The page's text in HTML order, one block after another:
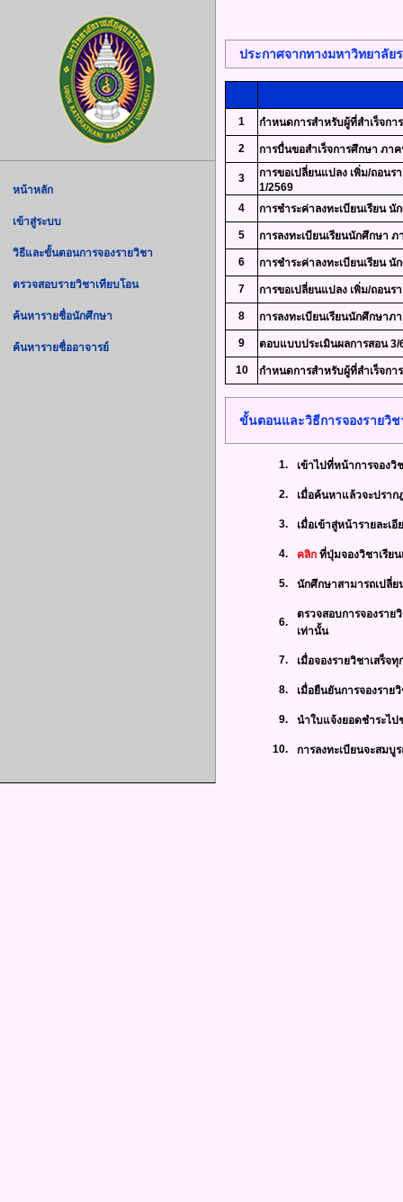
หน้าหลัก
เข้าสู่ระบบ
วิธีและขั้นตอนการจองรายวิชา
ตรวจสอบรายวิชาเทียบโอน
ค้นหารายชื่อนักศึกษา
ค้นหารายชื่ออาจารย์
ประกาศจากทางมหาวิทยาลั
1 กำหนดการสำหรับผู้ที่สำเร็จก
2 การบื่นขอสำเร็จการศึกษา ภา
3
การขอเปลี่ยนแปลง เพิ่ม/ถอน
1/2569
4
การชำระค่าลงทะเบียนเรียน
5 การลงทะเบียนเรียนนักศึกษา
6 การชำระค่าลงทะเบียนเรียน
7 การขอเปลี่ยนแปลง เพิ่ม/ถอน
8 การลงทะเบียนเรียนนักศึกษา
9 ตอบแบบประเมินผลการสอน
10 กำหนดการสำหรับผู้ที่สำเร็จก
ขั้นตอนและวิธีการจองรายวิ
1. เข้าไปที่หน้าการจองวิ
2. เมื่อค้นหาแล้วจะปรา
3. เมื่อเข้าสู่หน้ารายละเ
4. คลิก ที่ปุ่มจองวิชาเรีย
5. นักศึกษาสามารถเปลี่ย
6.
ตรวจสอบการจองราย
เท่านั้น
7. เมื่อจองรายวิชาเสร็จ
8. เมื่อยืนยันการจองราย
9. นำใบแจ้งยอดชำระไ
10. การลงทะเบียนจะสมบู